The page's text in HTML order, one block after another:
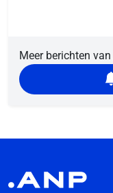
Meer berichten van